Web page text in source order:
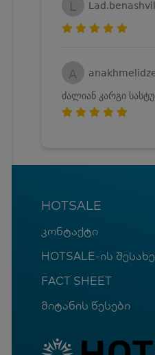
L
A
ძალიან კარგი
HOTSALE
კონტაქტი
HOTSALE-ის
FACT SHEET
მიტანის წესები